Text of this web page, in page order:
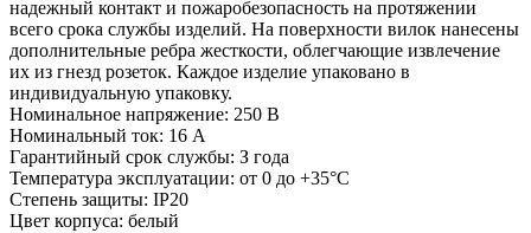
надежный контакт и пожаробезопасность на протяжении
всего срока службы изделий. На поверхности вилок нанесены
дополнительные ребра жесткости, облегчающие извлечение
их из гнезд розеток. Каждое изделие упаковано в
индивидуальную упаковку.
Номинальное напряжение: 250 В
Номинальный ток: 16 А
Гарантийный срок службы: З года
Температура эксплуатации: от 0 до +35°C
Степень защиты: IP20
Цвет корпуса: белый